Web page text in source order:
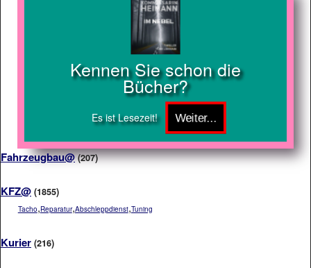
Kennen Sie schon die
Bücher?
Es ist Lesezeit!
Fahrzeugbau@ (207)
KFZ@ (1855)
Tacho,Reparatur,Abschleppdienst,Tuning
Kurier (216)